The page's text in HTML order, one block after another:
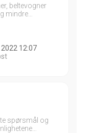
beltevogner
mindre…
2022 12:07
spørsmål og